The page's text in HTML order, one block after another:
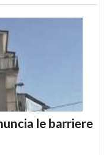
le barriere